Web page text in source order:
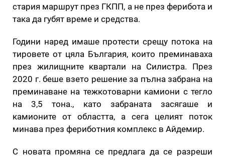
стария маршрут през ГКПП, а не през ферибота и
така да губят време и средства.
Години наред имаше протести срещу потока на
тировете от цяла България, които преминаваха
през жилищните квартали на Силистра. През
2020 г. беше взето решение за пълна забрана на
преминаване на тежкотоварни камиони с тегло
на 3,5 тона., като забраната засягаше и
камионите от областта, а сега целият поток
минава през фериботния комплекс в Айдемир.
С новата промяна се предлага да се разреши